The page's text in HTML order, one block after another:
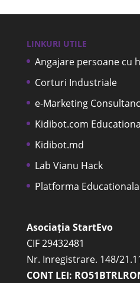
LINKURI UTILE
Angajare persoane cu
Corturi Industriale
e-Marketing
Kidibot.com
Kidibot.md
Lab Vianu Hack
Platforma
Asociația StartEvo
CIF 29432481
Nr. Inregistrare. 148/
CONT LEI: